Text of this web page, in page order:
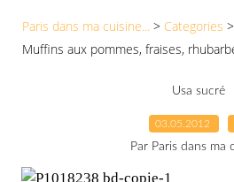
Paris dans ma cuisine... > Categories >
Muffins aux pommes, fraises,
Usa sucré
03.05.2012
Par Paris dans ma